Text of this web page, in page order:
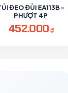
ĐEO ĐÙI EA113B -
PHƯỢT 4P
452.000₫